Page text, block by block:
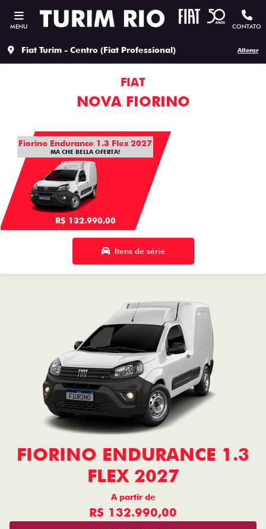
MENU CONTATO
Fiat Turim - Centro (Fiat Professional) Alterar
FIAT
NOVA FIORINO
Fiorino Endurance 1.3 Flex 2027
MA CHE BELLA OFERTA!
R$ 132.990,00
Itens de série
FIORINO ENDURANCE 1.3
FLEX 2027
A partir de
R$ 132.990,00